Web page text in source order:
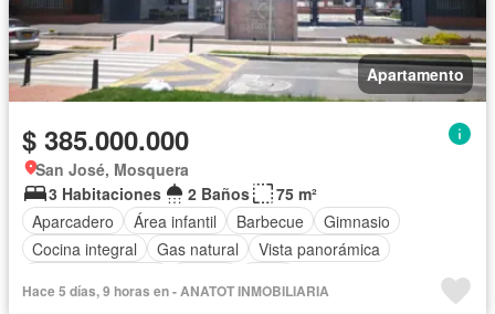
Apartamento
$ 385.000.000
San José, Mosquera
3 Habitaciones
2 Baños
75 m²
Aparcadero
Área infantil Barbecue
Gimnasio
Cocina integral
Gas natural
Vista panorámica
Hace 5 días, 9 horas en - ANATOT INMOBILIARIA